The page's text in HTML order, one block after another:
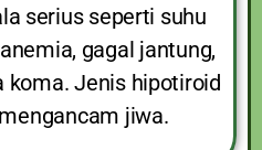
serius seperti suhu
gagal jantung,
koma. Jenis hipotiroid
jiwa.